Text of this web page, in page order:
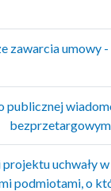
zawarcia umowy
publicznej
uchwały
podmiotami, o